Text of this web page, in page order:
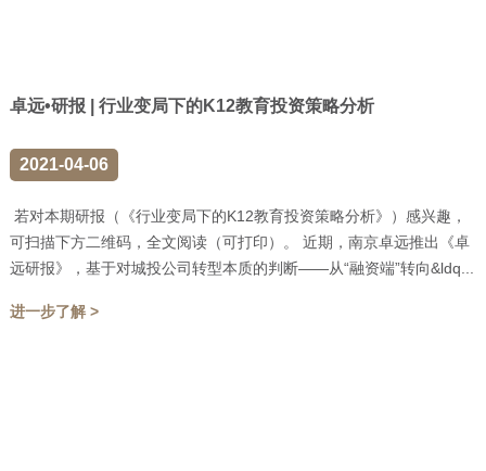
卓远•研报 | 行业变局下的K12教育投资策略分析
2021-04-06
若对本期研报（《行业变局下的K12教育投资策略分析》）感兴趣，
可扫描下方二维码，全文阅读（可打印）。 近期，南京卓远推出《卓
远研报》，基于对城投公司转型本质的判断——从“融资端”转向&ldq...
进一步了解 >